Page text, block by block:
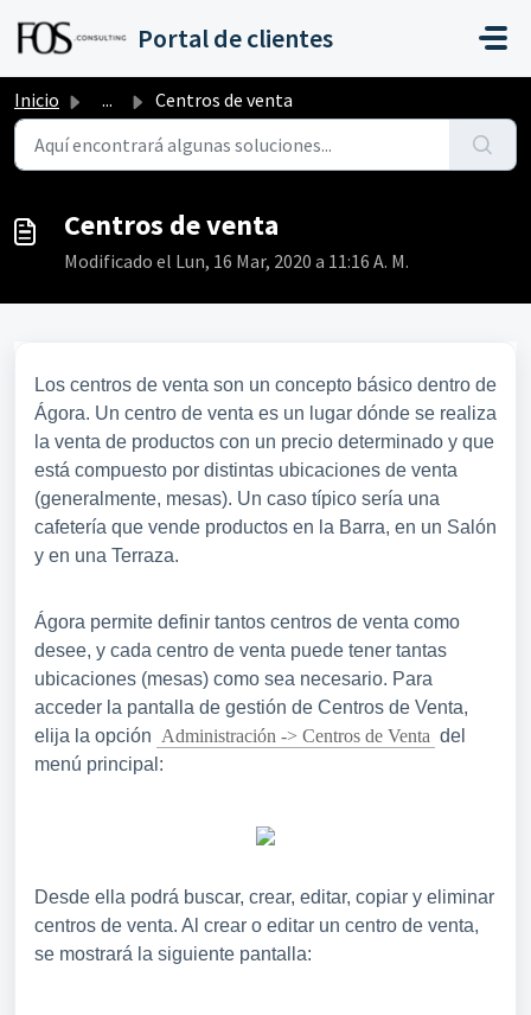
Portal de clientes
Inicio ... Centros de venta
Centros de venta
Modificado el Lun, 16 Mar, 2020 a 11:16 A. M.
Los centros de venta son un concepto básico dentro de
Ágora. Un centro de venta es un lugar dónde se realiza
la venta de productos con un precio determinado y que
está compuesto por distintas ubicaciones de venta
(generalmente, mesas). Un caso típico sería una
cafetería que vende productos en la Barra, en un Salón
y en una Terraza.
Ágora permite definir tantos centros de venta como
desee, y cada centro de venta puede tener tantas
ubicaciones (mesas) como sea necesario. Para
acceder la pantalla de gestión de Centros de Venta,
elija la opción Administración -> Centros de Venta del
menú principal:
Desde ella podrá buscar, crear, editar, copiar y eliminar
centros de venta. Al crear o editar un centro de venta,
se mostrará la siguiente pantalla: